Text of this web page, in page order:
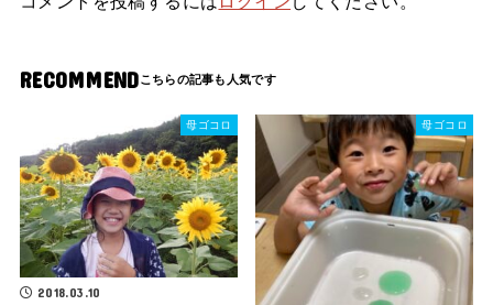
RECOMMEND
母ゴコロ
2018.03.10
母ゴコロ